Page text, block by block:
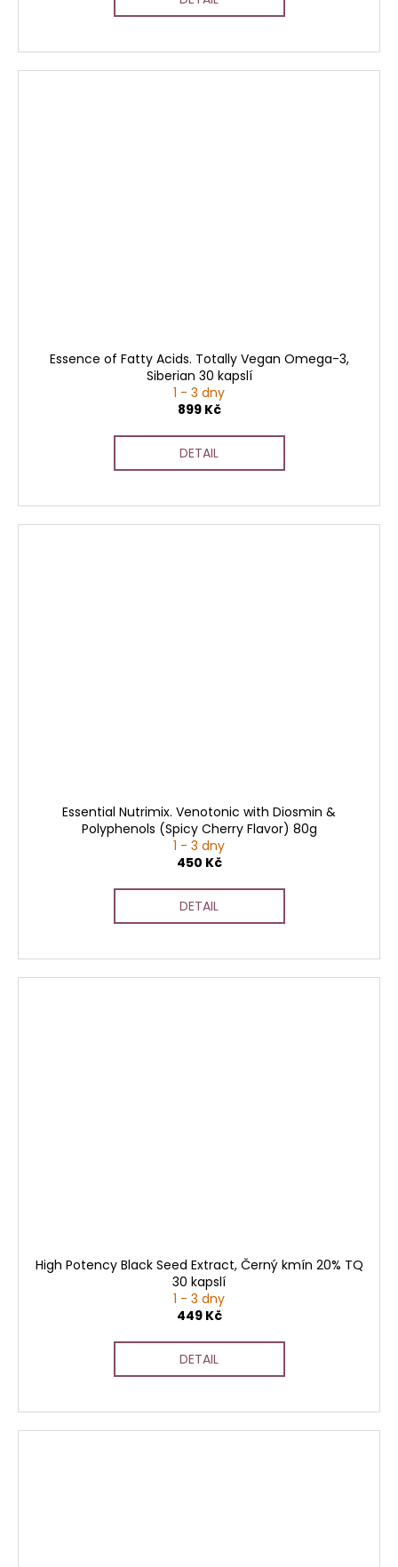
Essence of Fatty Acids. Totally Vegan Omega-3,
Siberian 30 kapslí
1 - 3 dny
899 Kč
DETAIL
Essential Nutrimix. Venotonic with Diosmin &
Polyphenols (Spicy Cherry Flavor) 80g
1 - 3 dny
450 Kč
DETAIL
High Potency Black Seed Extract, Černý kmín 20% TQ
30 kapslí
1 - 3 dny
449 Kč
DETAIL